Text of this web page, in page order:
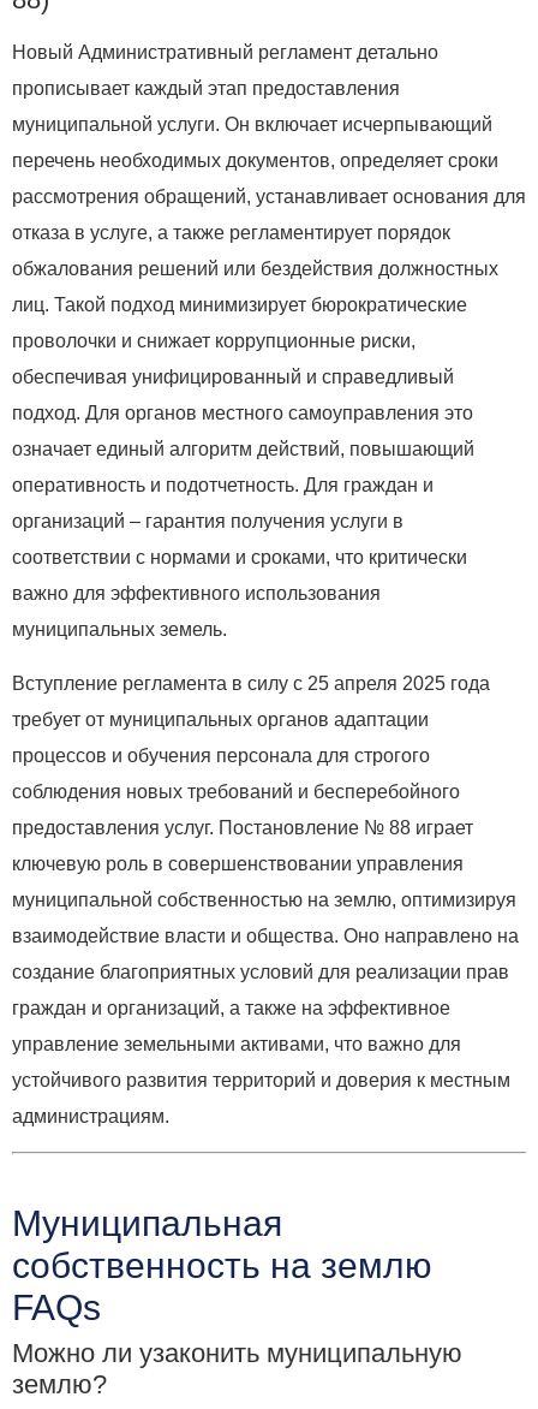
Новый Административный регламент детально
прописывает каждый этап предоставления
муниципальной услуги. Он включает исчерпывающий
перечень необходимых документов, определяет сроки
рассмотрения обращений, устанавливает основания для
отказа в услуге, а также регламентирует порядок
обжалования решений или бездействия должностных
лиц. Такой подход минимизирует бюрократические
проволочки и снижает коррупционные риски,
обеспечивая унифицированный и справедливый
подход. Для органов местного самоуправления это
означает единый алгоритм действий, повышающий
оперативность и подотчетность. Для граждан и
организаций – гарантия получения услуги в
соответствии с нормами и сроками, что критически
важно для эффективного использования
муниципальных земель.
Вступление регламента в силу с 25 апреля 2025 года
требует от муниципальных органов адаптации
процессов и обучения персонала для строгого
соблюдения новых требований и бесперебойного
предоставления услуг. Постановление № 88 играет
ключевую роль в совершенствовании управления
муниципальной собственностью на землю, оптимизируя
взаимодействие власти и общества. Оно направлено на
создание благоприятных условий для реализации прав
граждан и организаций, а также на эффективное
управление земельными активами, что важно для
устойчивого развития территорий и доверия к местным
администрациям.
Муниципальная
собственность на землю
FAQs
Можно ли узаконить муниципальную
землю?